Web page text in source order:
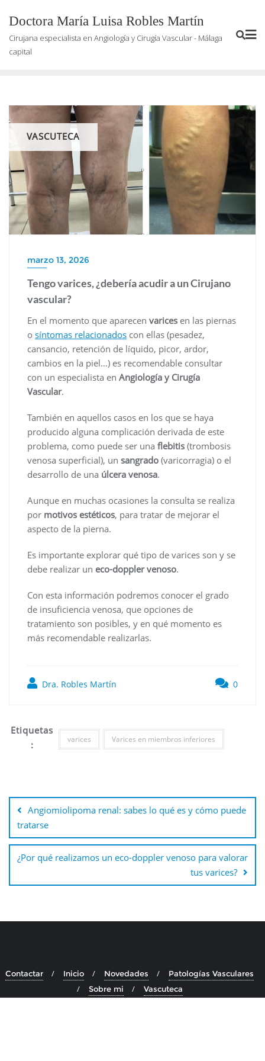
contenido
Doctora María Luisa Robles Martín
Cirujana especialista en Angiología y Cirugía Vascular - Málaga
capital
VASCUTECA
marzo 13, 2026
Tengo varices, ¿debería acudir a un Cirujano
vascular?
En el momento que aparecen varices en las piernas
o síntomas relacionados con ellas (pesadez,
cansancio, retención de líquido, picor, ardor,
cambios en la piel…) es recomendable consultar
con un especialista en Angiología y Cirugía
Vascular.
También en aquellos casos en los que se haya
producido alguna complicación derivada de este
problema, como puede ser una flebitis (trombosis
venosa superficial), un sangrado (varicorragia) o el
desarrollo de una úlcera venosa.
Aunque en muchas ocasiones la consulta se realiza
por motivos estéticos, para tratar de mejorar el
aspecto de la pierna.
Es importante explorar qué tipo de varices son y se
debe realizar un eco-doppler venoso.
Con esta información podremos conocer el grado
de insuficiencia venosa, que opciones de
tratamiento son posibles, y en qué momento es
más recomendable realizarlas.
Dra. Robles Martín 0
Etiquetas
:
varices Varices en miembros inferiores
de
entradas
Angiomiolipoma renal: sabes lo qué es y cómo puede
tratarse
¿Por qué realizamos un eco-doppler venoso para valorar
tus varices?
Contactar Inicio Novedades
Patologías Vasculares
Sobre mi
Vascuteca